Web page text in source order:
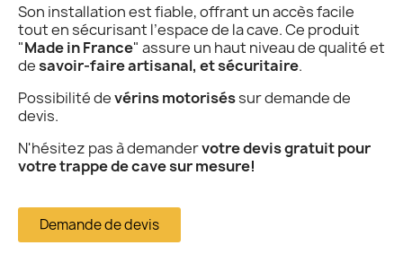
Son installation est fiable, offrant un accès facile
tout en sécurisant l’espace de la cave. Ce produit
"Made in France" assure un haut niveau de qualité et
desavoir-faire artisanal, et sécuritaire.
Possibilité devérins motoriséssur demande de
devis.
N'hésitez pas à demandervotre devis gratuit pour
votre trappe de cave sur mesure!
Demande de devis